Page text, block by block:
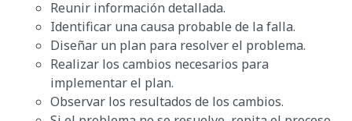
Reunir información detallada.
Identificar una causa probable de la falla.
Diseñar un plan para resolver el problema.
Realizar los cambios necesarios para
implementar el plan.
Observar los resultados de los cambios.